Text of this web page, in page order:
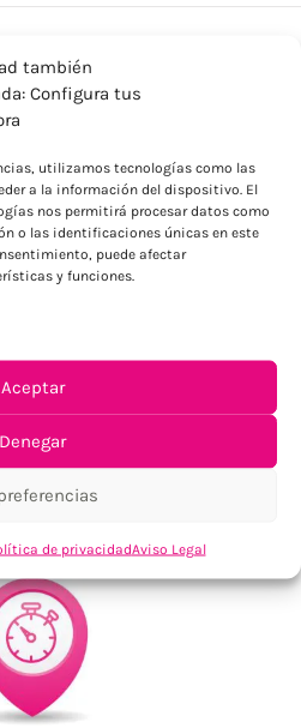
también
Configura tus
utilizamos tecnologías como las
a la información del dispositivo. El
nos permitirá procesar datos como
o las identificaciones únicas en este
puede afectar
y funciones.
Aceptar
Denegar
de privacidadAviso Legal
ECONÓMICOS
resto consultar